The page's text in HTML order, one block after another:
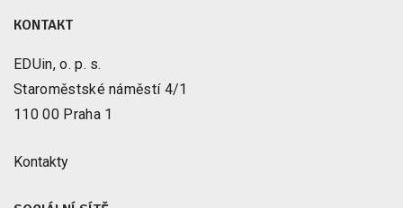
KONTAKT
EDUin, o. p. s.
Staroměstské náměstí 4/1
110 00 Praha 1
Kontakty